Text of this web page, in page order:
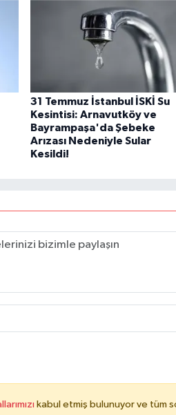
31 Temmuz İstanbul İSKİ Su
Kesintisi: Arnavutköy ve
Bayrampaşa'da Şebeke
Arızası Nedeniyle Sular
Kesildi!
kabul etmiş bulunuyor ve tüm